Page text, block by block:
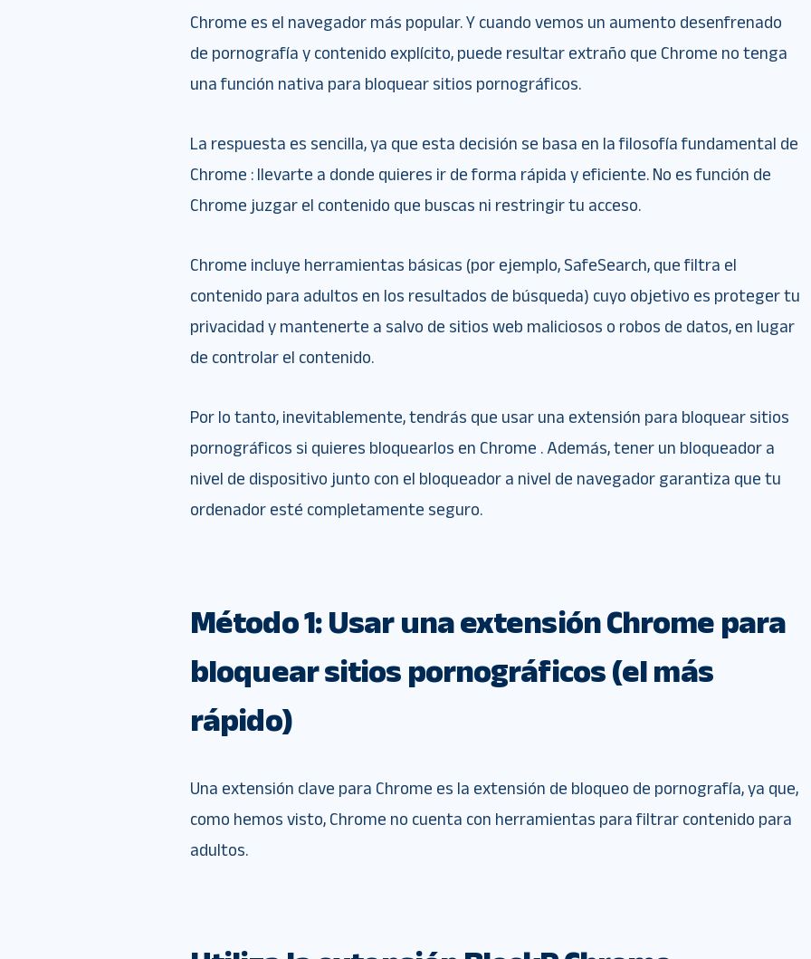
Chrome es el navegador más popular. Y cuando vemos un aumento desenfrenado
de pornografía y contenido explícito, puede resultar extraño que Chrome no tenga
una función nativa para bloquear sitios pornográficos.
La respuesta es sencilla, ya que esta decisión se basa en la filosofía fundamental de
Chrome : llevarte a donde quieres ir de forma rápida y eficiente. No es función de
Chrome juzgar el contenido que buscas ni restringir tu acceso.
Chrome incluye herramientas básicas (por ejemplo, SafeSearch, que filtra el
contenido para adultos en los resultados de búsqueda) cuyo objetivo es proteger tu
privacidad y mantenerte a salvo de sitios web maliciosos o robos de datos, en lugar
de controlar el contenido.
Por lo tanto, inevitablemente, tendrás que usar una extensión para bloquear sitios
pornográficos si quieres bloquearlos en Chrome . Además, tener un bloqueador a
nivel de dispositivo junto con el bloqueador a nivel de navegador garantiza que tu
ordenador esté completamente seguro.
Método 1: Usar una extensión Chrome para
bloquear sitios pornográficos (el más
rápido)
Una extensión clave para Chrome es la extensión de bloqueo de pornografía, ya que,
como hemos visto, Chrome no cuenta con herramientas para filtrar contenido para
adultos.